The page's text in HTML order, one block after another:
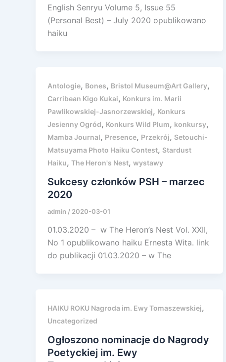
English Senryu Volume 5, Issue 55
(Personal Best) – July 2020 opublikowano
haiku
Antologie, Bones, Bristol Museum@Art Gallery,
Carribean Kigo Kukai, Konkurs im. Marii
Pawlikowskiej-Jasnorzewskiej, Konkurs
Jesienny Ogród, Konkurs Wild Plum, konkursy,
Mamba Journal, Presence, Przekrój, Setouchi-
Matsuyama Photo Haiku Contest, Stardust
Haiku, The Heron's Nest, wystawy
Sukcesy członków PSH – marzec
2020
admin / 2020-03-01
01.03.2020 – w The Heron’s Nest Vol. XXII,
No 1 opublikowano haiku Ernesta Wita. link
do publikacji 01.03.2020 – w The
HAIKU ROKU Nagroda im. Ewy Tomaszewskiej,
Uncategorized
Ogłoszono nominacje do Nagrody
Poetyckiej im. Ewy